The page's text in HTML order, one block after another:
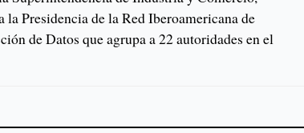
la Presidencia de la Red Iberoamericana de
de Datos que agrupa a 22 autoridades en el